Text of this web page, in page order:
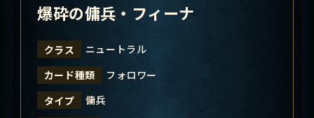
爆砕の傭兵・フィーナ
クラス
ニュートラル
カード種類
フォロワー
タイプ
傭兵